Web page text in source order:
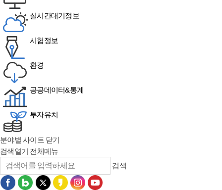
실시간대기정보
시험정보
환경
공공데이터&통계
투자유치
분야별 사이트 닫기
검색열기 전체메뉴
검색